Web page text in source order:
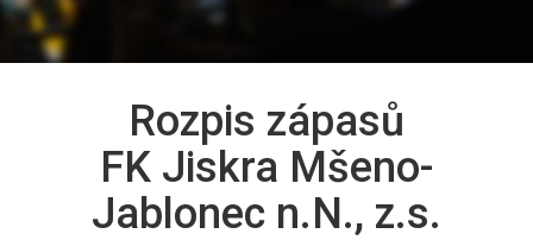
Rozpis zápasů
FK Jiskra Mšeno-
Jablonec n.N., z.s.